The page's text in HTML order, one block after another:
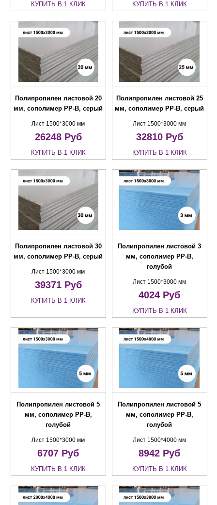
КУПИТЬ В 1 КЛИК КУПИТЬ В 1 КЛИК
Полипропилен листовой 20
мм, сополимер PP-B, серый
Лист 1500*3000 мм
26248Руб
КУПИТЬ В 1 КЛИК
Полипропилен листовой 25
мм, сополимер PP-B, серый
Лист 1500*3000 мм
32810Руб
КУПИТЬ В 1 КЛИК
Полипропилен листовой 30
мм, сополимер PP-B, серый
Лист 1500*3000 мм
39371Руб
КУПИТЬ В 1 КЛИК
Полипропилен листовой 3
мм, сополимер PP-B,
голубой
Лист 1500*3000 мм
4024 Руб
КУПИТЬ В 1 КЛИК
Полипропилен листовой 5
мм, сополимер PP-B,
голубой
Лист 1500*3000 мм
6707 Руб
КУПИТЬ В 1 КЛИК
Полипропилен листовой 5
мм, сополимер PP-B,
голубой
Лист 1500*4000 мм
8942 Руб
КУПИТЬ В 1 КЛИК